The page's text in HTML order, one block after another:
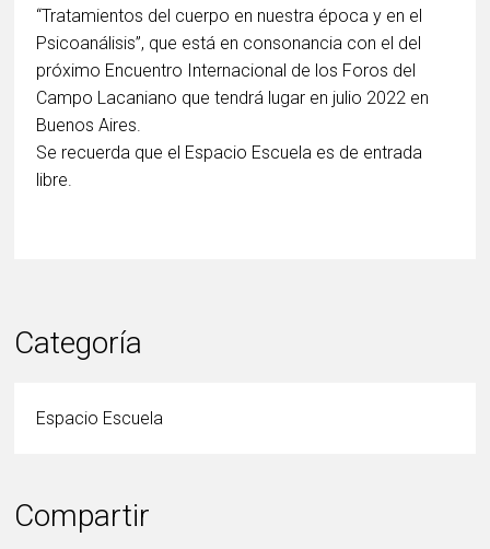
“Tratamientos del cuerpo en nuestra época y en el
Psicoanálisis”, que está en consonancia con el del
próximo Encuentro Internacional de los Foros del
Campo Lacaniano que tendrá lugar en julio 2022 en
Buenos Aires.
Se recuerda que el Espacio Escuela es de entrada
libre.
Categoría
Espacio Escuela
Compartir